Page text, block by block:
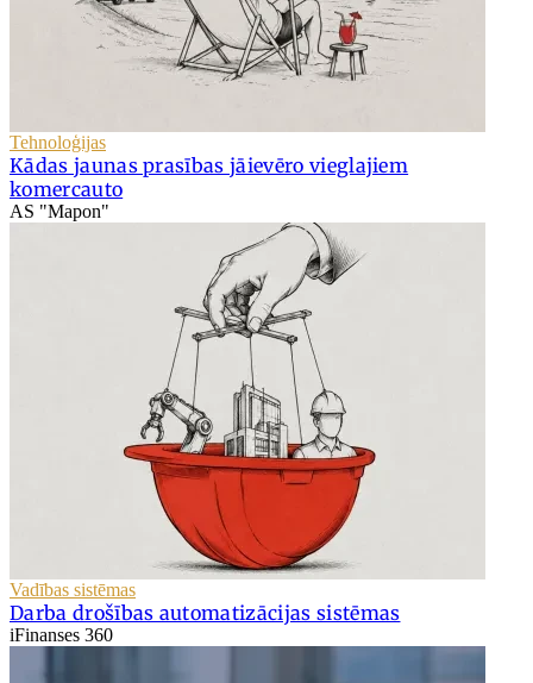
Tehnoloģijas
Kādas jaunas prasības jāievēro vieglajiem
komercauto
AS "Mapon"
Vadības sistēmas
Darba drošības automatizācijas sistēmas
iFinanses 360